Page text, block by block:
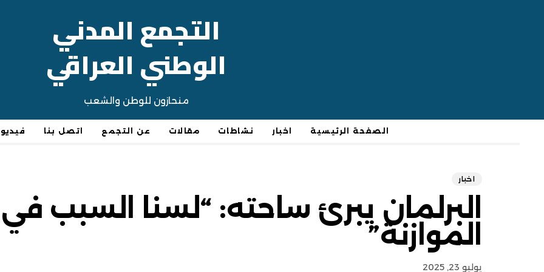
التجمع المدني
الوطني العراقي
منحازون للوطن والشعب
الصفحة الرئيسية اخبار نشاطات مقالات عن التجمع اتصل بنا
اخبار
البرلمان يبرئ ساحته: “لسنا السبب
الموازنة”
يوليو 23, 2025